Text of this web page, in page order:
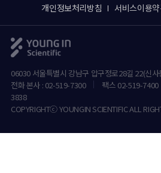
개인정보처리방침 서비스이용
06030 서울특별시 강남구 압구정로28길 22(신
전화 본사 : 02-519-7300
팩스 02-519-7400
3838
COPYRIGHTⓒ YOUNGIN SCIENTIFIC ALL